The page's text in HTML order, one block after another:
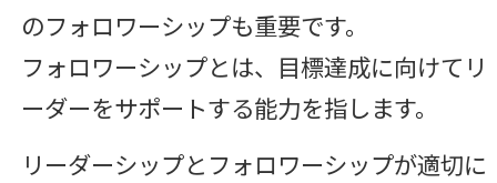
のフォロワーシップも重要です。
フォロワーシップとは、目標達成に向けてリ
ーダーをサポートする能力を指します。
リーダーシップとフォロワーシップが適切に